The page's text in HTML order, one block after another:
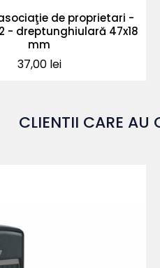
de proprietari -
- dreptunghiulară 47x18
mm
Pret
37,00 lei
CLIENTII CARE AU